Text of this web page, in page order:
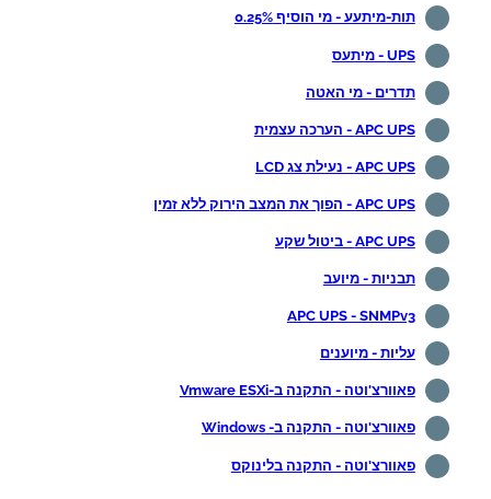
תות-מיתעע - מי הוסיף 0.25%
UPS - מיתעס
תדרים - מי האטה
APC UPS - הערכה עצמית
APC UPS - נעילת צג LCD
APC UPS - הפוך את המצב הירוק ללא זמין
APC UPS - ביטול שקע
תבניות - מיועב
APC UPS - SNMPv3
עליות - מיוענים
פאוורצ'וטה - התקנה ב-Vmware ESXi
פאוורצ'וטה - התקנה ב- Windows
פאוורצ'וטה - התקנה בלינוקס